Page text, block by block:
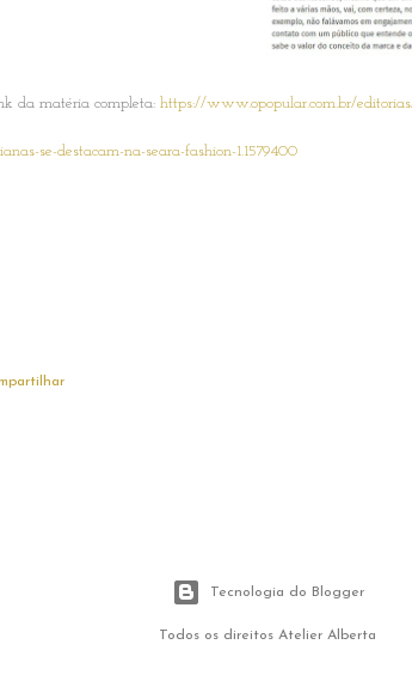
da matéria completa: https://www.opopular.com.br/
se-destacam-na-seara-fashion-1.1579400
Tecnologia do Blogger
Todos os direitos Atelier Alberta